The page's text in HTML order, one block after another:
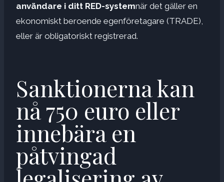
användare i ditt RED-systemnär det gäller en
ekonomiskt beroende egenföretagare (TRADE),
eller är obligatoriskt registrerad.
Sanktionerna kan
nå 750 euro eller
innebära en
påtvingad